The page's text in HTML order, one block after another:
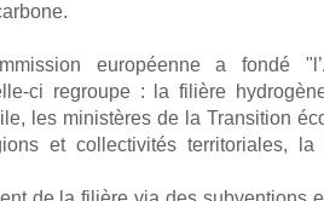
européenne a fondé
ci regroupe : la filière
les ministères de la Transition
et collectivités territoriales, la